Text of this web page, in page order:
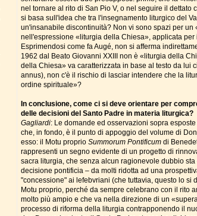
nel tornare al rito di San Pio V, o nel seguire il dettato
si basa sull'idea che tra l'insegnamento liturgico del
un'insanabile discontinuità? Non vi sono spazi per un
nell'espressione «liturgia della Chiesa», applicata per
Esprimendosi come fa Augé, non si afferma
1962 dal Beato Giovanni XXIII non è «liturgia della
della Chiesa» va caratterizzata in base al testo da lui
annus), non c'è il rischio di lasciar intendere che la
ordine spirituale»?
In conclusione, come ci si deve orientare per
delle decisioni del Santo Padre in materia liturgica?
Gagliardi: Le domande ed osservazioni sopra
che, in fondo, è il punto di appoggio del volume di
esso: il Motu proprio Summorum Pontificum di
rappresenti un segno evidente di un progetto di
sacra liturgia, che senza alcun ragionevole dubbio
decisione pontificia – da molti ridotta ad una
"concessione" ai lefebvriani (che tuttavia, questo lo si
Motu proprio, perché da sempre celebrano con il rito
molto più ampio e che va nella direzione di un
processo di riforma della liturgia contrapponendo il